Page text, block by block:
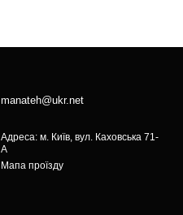
manateh@ukr.net
Адреса: м. Київ, вул. Каховська 71-
А
Мапа проїзду